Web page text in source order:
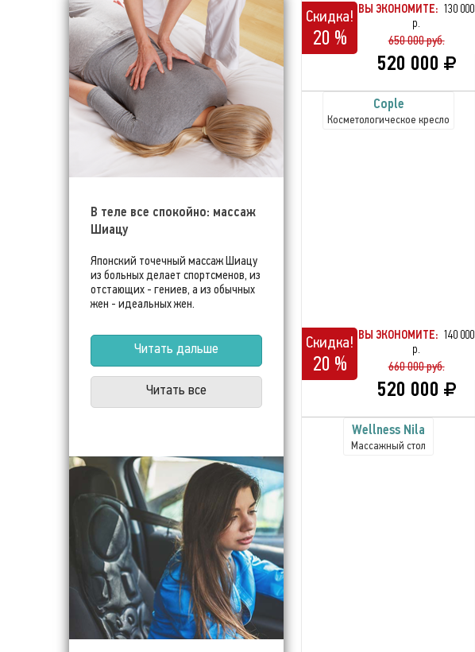
В теле все спокойно: массаж
Шиацу
Японский точечный массаж Шиацу
из больных делает спортсменов, из
отстающих - гениев, а из обычных
жен - идеальных жен.
Читать дальше
Читать все
Скидка!
20 %
ВЫ ЭКОНОМИТЕ: 130 000
р.
650 000 руб.
520 000
Cople
Косметологическое кресло
Скидка!
20 %
ВЫ ЭКОНОМИТЕ: 140 000
р.
660 000 руб.
520 000
Wellness Nila
Массажный стол